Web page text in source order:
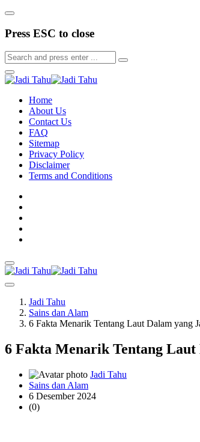
Press ESC to close
Home
About Us
Contact Us
FAQ
Sitemap
Privacy Policy
Disclaimer
Terms and Conditions
Jadi Tahu
Sains dan Alam
6 Fakta Menarik Tentang Laut Dalam yang
6 Fakta Menarik Tentang
Jadi Tahu
Sains dan Alam
6 Desember 2024
(0)